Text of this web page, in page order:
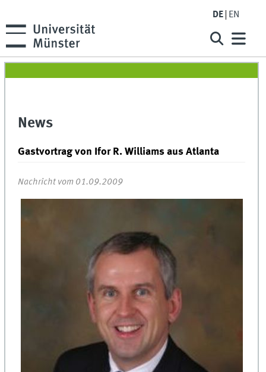
DE EN
News
Gastvortrag von Ifor R. Williams aus Atlanta
Nachricht vom 01.09.2009